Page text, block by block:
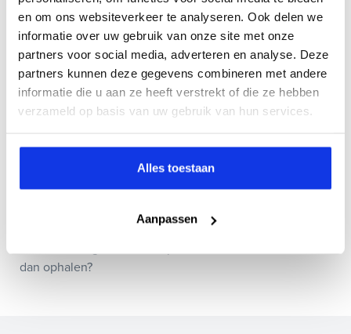
en om ons websiteverkeer te analyseren. Ook delen we
informatie over uw gebruik van onze site met onze
partners voor social media, adverteren en analyse. Deze
partners kunnen deze gegevens combineren met andere
informatie die u aan ze heeft verstrekt of die ze hebben
verzameld op basis van uw gebruik van hun services.
Alles toestaan
Aanpassen
Kan ik een auto reserveren?
Hoe weet ik of deze auto nog beschikbaar is?
Is het mogelijk om de huidige auto in te ruilen?
dan ophalen?